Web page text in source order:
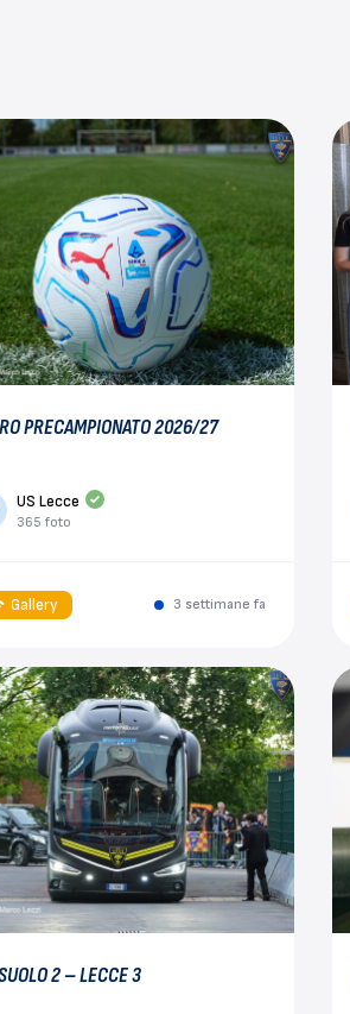
PRECAMPIONATO 2026/27
US Lecce
365 foto
Gallery 3 settimane fa
2 – LECCE 3